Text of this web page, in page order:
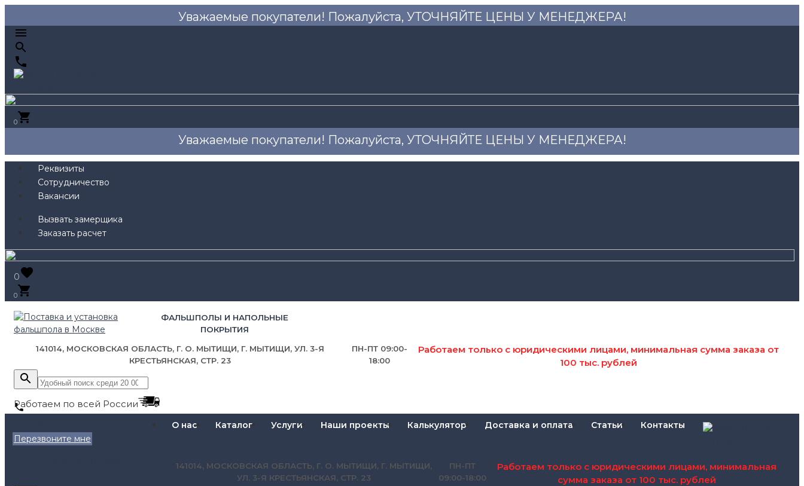
Уважаемые покупатели! Пожалуйста, УТОЧНЯЙТЕ ЦЕНЫ У МЕНЕДЖЕРА!
0
Уважаемые покупатели! Пожалуйста, УТОЧНЯЙТЕ ЦЕНЫ У МЕНЕДЖЕРА!
Реквизиты
Сотрудничество
Вакансии
Вызвать замерщика
Заказать расчет
0
0
ФАЛЬШПОЛЫ И НАПОЛЬНЫЕ
ПОКРЫТИЯ
141014, МОСКОВСКАЯ ОБЛАСТЬ, Г. О. МЫТИЩИ, Г. МЫТИЩИ, УЛ. 3-Я
КРЕСТЬЯНСКАЯ, СТР. 23
ПН-ПТ 09:00-
18:00
Работаем только с юридическими лицами, минимальная сумма заказа от
100 тыс. рублей
Работаем по всей России
Перезвоните мне
О нас Каталог Услуги Наши проекты Калькулятор Доставка и оплата Статьи Контакты
141014, МОСКОВСКАЯ ОБЛАСТЬ, Г. О. МЫТИЩИ, Г. МЫТИЩИ,
УЛ. 3-Я КРЕСТЬЯНСКАЯ, СТР. 23
ПН-ПТ
09:00-18:00
Работаем только с юридическими лицами, минимальная
сумма заказа от 100 тыс. рублей